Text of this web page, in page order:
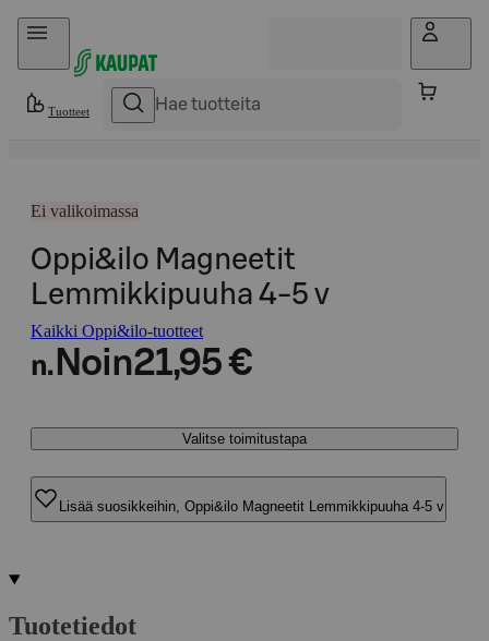
Hyppää sisältöön
Tuotteet
Ei valikoimassa
Oppi&ilo Magneetit
Lemmikkipuuha 4-5 v
Kaikki Oppi&ilo-tuotteet
n. Noin21,95 €
Valitse toimitustapa
Lisää suosikkeihin, Oppi&ilo Magneetit Lemmikkipuuha 4-5 v
Tuotetiedot